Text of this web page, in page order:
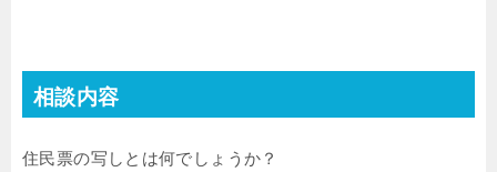
相談内容
住民票の写しとは何でしょうか？